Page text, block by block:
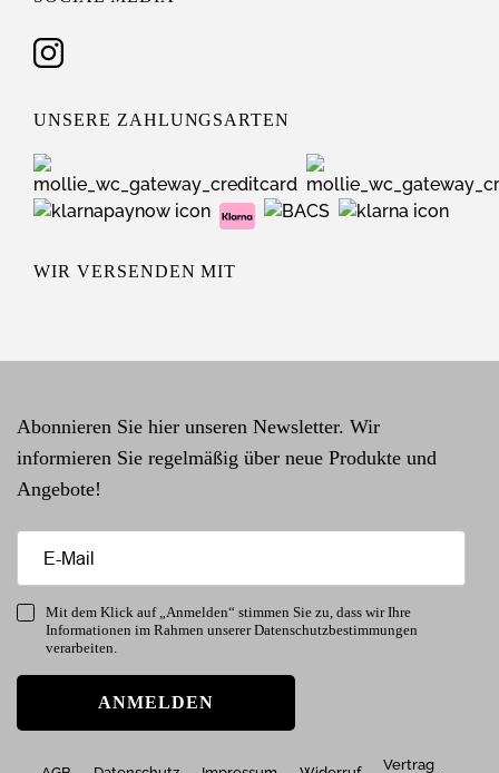
UNSERE ZAHLUNGSARTEN
WIR VERSENDEN MIT
Abonnieren Sie hier unseren Newsletter. Wir
informieren Sie regelmäßig über neue Produkte und
Angebote!
Mit dem Klick auf „Anmelden“ stimmen Sie zu, dass wir Ihre
Informationen im Rahmen unserer Datenschutzbestimmungen
verarbeiten.
ANMELDEN
Vertrag